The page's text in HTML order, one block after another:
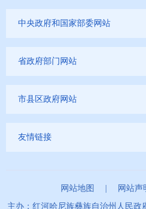
中央政府和国家部委网站
省政府部门网站
市县区政府网站
友情链接
网站地图 网站声
主办：红河哈尼族彝族自治州人民政